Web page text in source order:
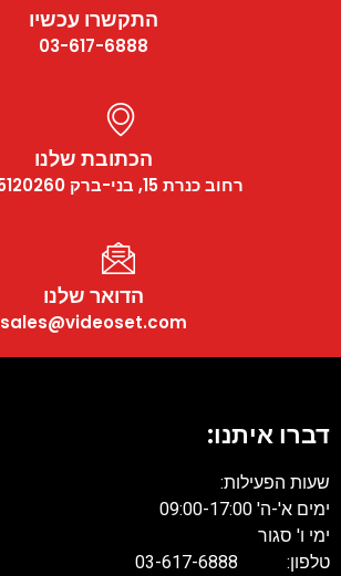
התקשרו עכשיו
03-617-6888
הכתובת שלנו
רחוב כנרת 15, בני-ברק 5120260 ישראל
הדואר שלנו
sales@videoset.com
דברו איתנו:
שעות הפעילות:
ימים א'-ה' 09:00-17:00
ימי ו' סגור
טלפון: 03-617-6888